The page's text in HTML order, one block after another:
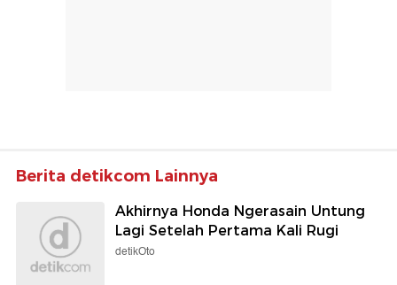
Berita detikcom Lainnya
Akhirnya Honda Ngerasain Untung
Lagi Setelah Pertama Kali Rugi
detikOto